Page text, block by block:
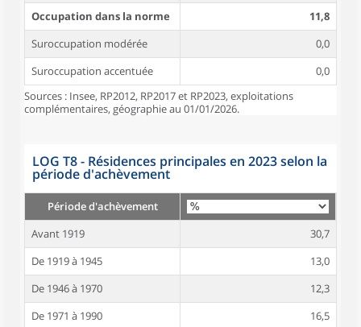
Occupation dans la norme
11,8
Suroccupation modérée
0,0
Suroccupation accentuée
0,0
Sources : Insee, RP2012, RP2017 et RP2023, exploitations
complémentaires, géographie au 01/01/2026.
LOG T8 - Résidences principales en 2023 selon la
période d'achèvement
Période d'achèvement
Avant 1919
30,7
De 1919 à 1945
13,0
De 1946 à 1970
12,3
De 1971 à 1990
16,5